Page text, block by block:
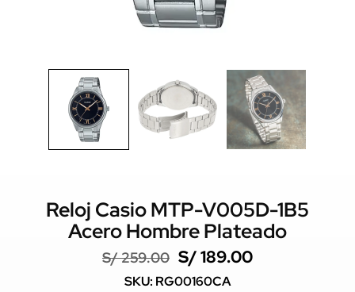
Reloj Casio MTP-V005D-1B5
Acero Hombre Plateado
S/259.00 S/189.00
SKU: RG00160CA